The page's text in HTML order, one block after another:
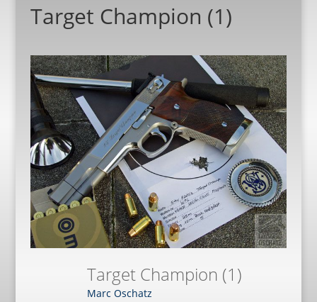
Target Champion (1)
Target Champion (1)
Marc Oschatz